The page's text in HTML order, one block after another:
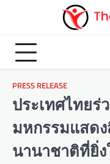
PRESS RELEASE
ประเทศไทยร่
มหกรรมแสด
นานาชาติที่ยิ่